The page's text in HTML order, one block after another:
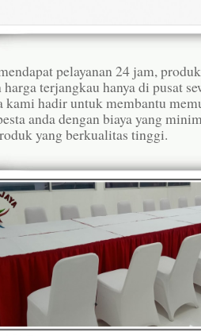
pelayanan 24 jam,
harga terjangkau hanya di pusat
kami hadir untuk membantu
anda dengan biaya yang
yang berkualitas tinggi.